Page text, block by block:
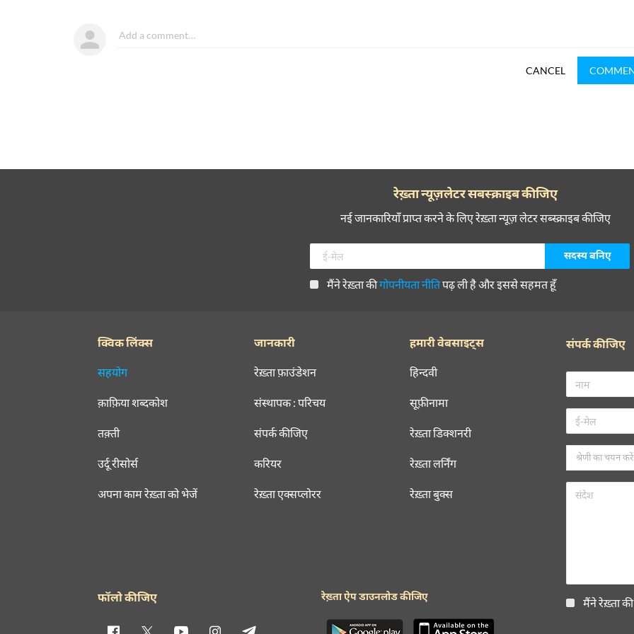
CANCEL
रेख़्ता न्यूज़लेटर सबस्क्राइब कीजिए
नई जानकारियाँ प्राप्त करने के लिए रेख़्ता न्यूज़ लेटर सब्स्क्राइब कीजिए
मैंने रेख़्ता कीगोपनीयता नीतिपढ़ ली है और इससे सहमत हूँ
क्विक लिंक्स
सहयोग
क़ाफ़िया शब्दकोश
तक़्ती
उर्दू रीसोर्स
अपना काम रेख़्ता को भेजें
जानकारी
रेख़्ता फ़ाउंडेशन
संस्थापक : परिचय
संपर्क कीजिए
करियर
रेख़्ता एक्सप्लोरर
हमारी वेबसाइट्स
हिन्दवी
सूफ़ीनामा
रेख़्ता डिक्शनरी
रेख़्ता लर्निंग
रेख़्ता बुक्स
संपर्क कीजिए
मैंने रेख़्ता
फॉलो कीजिए रेख़्ता ऐप डाउनलोड कीजिए